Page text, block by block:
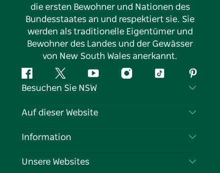
die ersten Bewohner und Nationen des
Bundesstaates an und respektiert sie. Sie
werden als traditionelle Eigentümer und
Bewohner des Landes und der Gewässer
von New South Wales anerkannt.
FacebookTwitter YouTubeInstagramTikTok
Besuchen Sie NSW
Kontaktieren Sie uns
Cookie-Hinweis
Auf dieser Website
Reiseziele
Information
Reiseinformationen
Unsere Websites